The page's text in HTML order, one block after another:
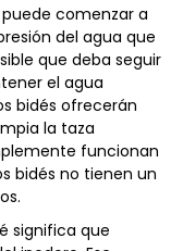
comenzar a
del agua que
que deba seguir
el agua
bidés ofrecerán
la taza
funcionan
bidés no tienen un
significa que